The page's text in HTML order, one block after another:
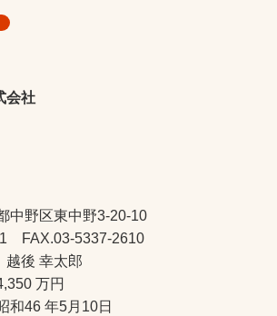
会社
中野区東中野3-20-10
FAX.03-5337-2610
後 幸太郎
万円
46 年5月10日